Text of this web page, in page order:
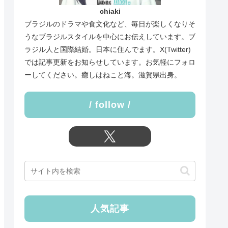
chiaki
ブラジルのドラマや食文化など、毎日が楽しくなりそ
うなブラジルスタイルを中心にお伝えしています。ブ
ラジル人と国際結婚。日本に住んでます。X(Twitter)
では記事更新をお知らせしています。お気軽にフォロ
ーしてください。癒しはねこと海。滋賀県出身。
/ follow /
人気記事